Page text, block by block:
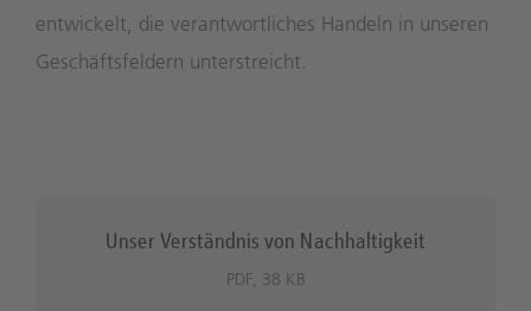
entwickelt, die verantwortliches Handeln in unseren
Geschäftsfeldern unterstreicht.
Unser Verständnis von Nachhaltigkeit
PDF, 38 KB